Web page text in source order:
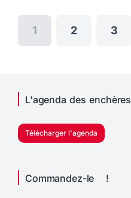
1 2 3
L'agenda des enchères
Télécharger l'agenda
Commandez-le !